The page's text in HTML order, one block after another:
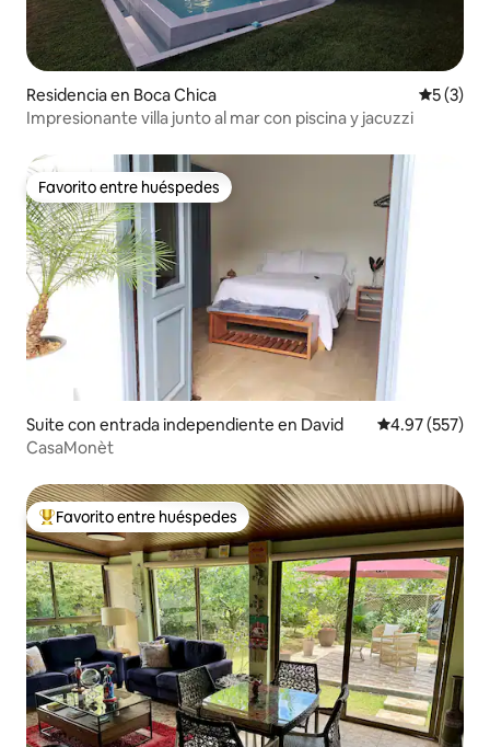
Residencia en Boca Chica
5 (3)
Impresionante villa junto al mar con piscina y jacuzzi
Favorito entre huéspedes
Favorito entre huéspedes
Suite con entrada independiente en David Calificación
4.97 (557)
CasaMonèt
De los mejores en Favorito entre huéspedes
Favorito entre huéspedes